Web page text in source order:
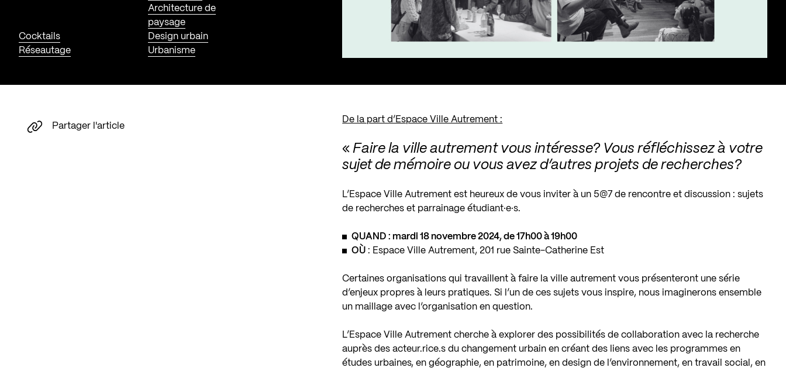
Cocktails
Réseautage
Architecture de
paysage
Design urbain
Urbanisme
De la part d’Espace Ville Autrement :
« Faire la ville autrement vous intéresse? Vous réfléchissez à votre
sujet de mémoire ou vous avez d’autres projets de recherches?
L’Espace Ville Autrement est heureux de vous inviter à un 5@7 de rencontre et discussion : sujets
de recherches et parrainage étudiant·e·s.
QUAND: mardi 18 novembre 2024, de 17h00 à 19h00
OÙ : Espace Ville Autrement, 201 rue Sainte-Catherine Est
Certaines organisations qui travaillent à faire la ville autrement vous présenteront une série
d’enjeux propres à leurs pratiques. Si l’un de ces sujets vous inspire, nous imaginerons ensemble
un maillage avec l’organisation en question.
L’Espace Ville Autrement cherche à explorer des possibilités de collaboration avec la recherche
auprès des acteur.rice.s du changement urbain en créant des liens avec les programmes en
études urbaines, en géographie, en patrimoine, en design de l’environnement, en travail social, en
Partager l'article